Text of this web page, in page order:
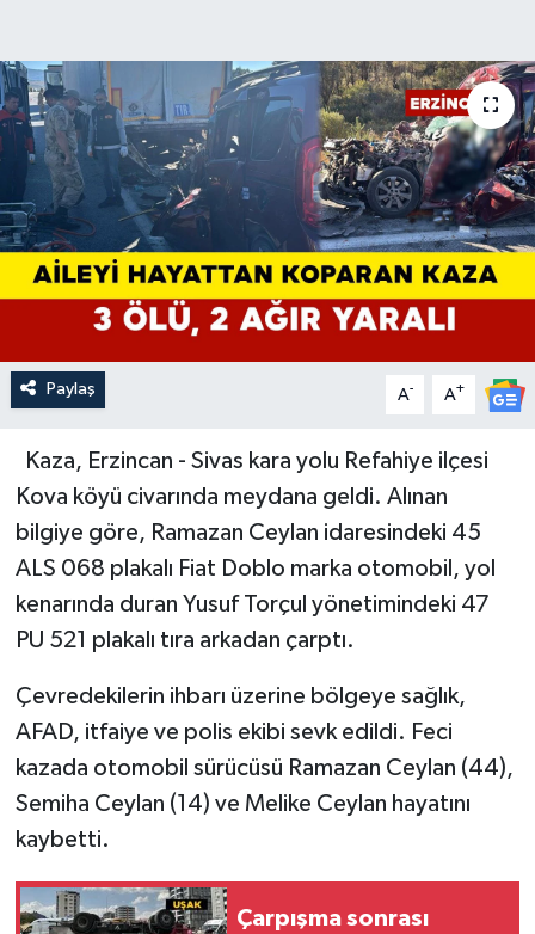
Paylaş A- A+
Kaza, Erzincan - Sivas kara yolu Refahiye ilçesi
Kova köyü civarında meydana geldi. Alınan
bilgiye göre, Ramazan Ceylan idaresindeki 45
ALS 068 plakalı Fiat Doblo marka otomobil, yol
kenarında duran Yusuf Torçul yönetimindeki 47
PU 521 plakalı tıra arkadan çarptı.
Çevredekilerin ihbarı üzerine bölgeye sağlık,
AFAD, itfaiye ve polis ekibi sevk edildi. Feci
kazada otomobil sürücüsü Ramazan Ceylan (44),
Semiha Ceylan (14) ve Melike Ceylan hayatını
kaybetti.
Çarpışma sonrası